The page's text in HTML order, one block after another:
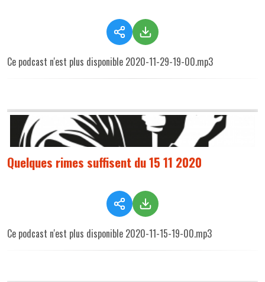
Ce podcast n'est plus disponible 2020-11-29-19-00.mp3
Quelques rimes suffisent du 15 11 2020
Ce podcast n'est plus disponible 2020-11-15-19-00.mp3